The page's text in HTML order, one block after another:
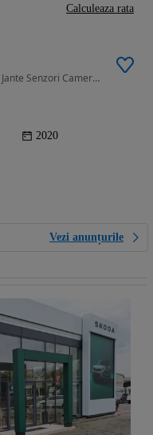
1598 cm3 • 115 CP • Scaune incalzite LED Jante Senzori Camera GARANTIE / Transport gratuit
2020
Vezi anunțurile
Calculeaza rata